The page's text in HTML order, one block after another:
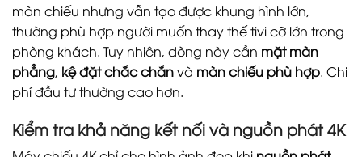
màn chiếu nhưng vẫn tạo được khung hình lớn,
thường phù hợp người muốn thay thế tivi cỡ lớn trong
phòng khách. Tuy nhiên, dòng này cần mặt màn
phẳng, kệ đặt chắc chắnvà màn chiếu phù hợp. Chi
phí đầu tư thường cao hơn.
Kiểm tra khả năng kết nối và nguồn phát 4K